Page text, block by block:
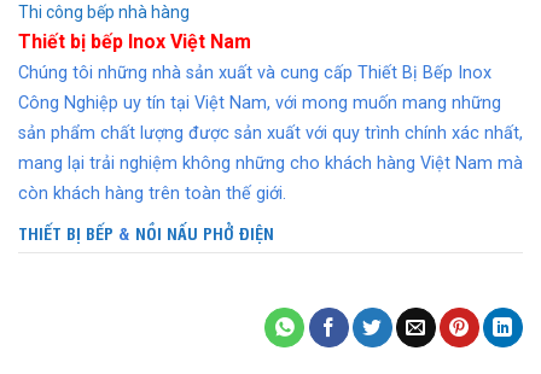
Thi công bếp nhà hàng
Thiết bị bếp Inox Việt Nam
Chúng tôi những nhà sản xuất và cung cấp Thiết Bị Bếp Inox
Công Nghiệp uy tín tại Việt Nam, với mong muốn mang những
sản phẩm chất lượng được sản xuất với quy trình chính xác nhất,
mang lại trải nghiệm không những cho khách hàng Việt Nam mà
còn khách hàng trên toàn thế giới.
THIẾT BỊ BẾP & NỒI NẤU PHỞ ĐIỆN